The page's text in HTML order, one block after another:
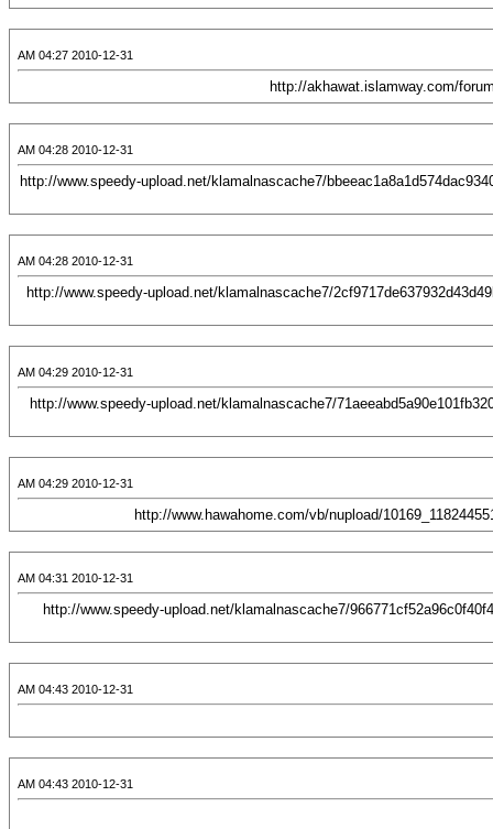
2010-12-31 04:27 AM
2010-12-31 04:28 AM
[CENTER][URL="http://www.ansarsunna.com/b1466/"][IMG]http://www.speedy-upload.net/klamalnascache7/
2010-12-31 04:28 AM
[CENTER][URL="http://www.ansarsunna.com/b1466/"][IMG]http://www.speedy-upload.net/klamalnascache7/
2010-12-31 04:29 AM
[CENTER][URL="http://www.ansarsunna.com/b1466/"][IMG]http://www.speedy-upload.net/klamalnascache7/
2010-12-31 04:29 AM
2010-12-31 04:31 AM
[CENTER][URL="http://www.ansarsunna.com/b1466/"][IMG]http://www.speedy-upload.net/klamalnascache7/
2010-12-31 04:43 AM
2010-12-31 04:43 AM